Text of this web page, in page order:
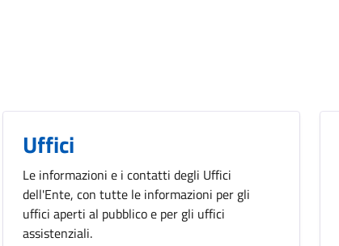
Uffici
Le informazioni e i contatti degli Uffici
dell'Ente, con tutte le informazioni per gli
uffici aperti al pubblico e per gli uffici
assistenziali.